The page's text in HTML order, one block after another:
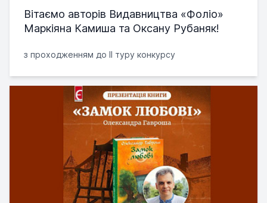
Вітаємо авторів Видавництва «Фоліо»
Маркіяна Камиша та Оксану Рубаняк!
з проходженням до ІІ туру конкурсу